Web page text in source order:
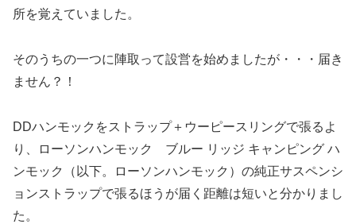
所を覚えていました。
そのうちの一つに陣取って設営を始めましたが・・・届き
ません？！
DDハンモックをストラップ＋ウーピースリングで張るよ
り、ローソンハンモック ブルー リッジ キャンピング ハ
ンモック（以下。ローソンハンモック）の純正サスペンシ
ョンストラップで張るほうが届く距離は短いと分かりまし
た。